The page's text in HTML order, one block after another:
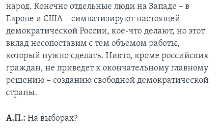
народ. Конечно отдельные люди на Западе – в
Европе и США – симпатизируют настоящей
демократической России, кое-что делают, но этот
вклад несопоставим с тем объемом работы,
который нужно сделать. Никто, кроме российских
граждан, не приведет к окончательному главному
решению – созданию свободной демократической
страны.
А.П.: На выборах?